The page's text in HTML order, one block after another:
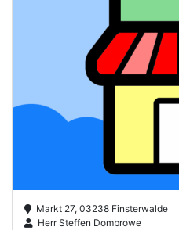
Markt 27, 03238 Finsterwalde
Herr Steffen Dombrowe